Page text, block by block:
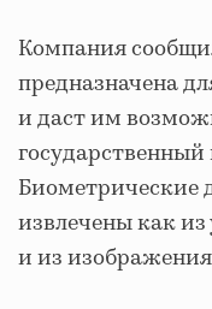
Компания
предназначена
и даст им
Биометрические
извлечены как из
и из